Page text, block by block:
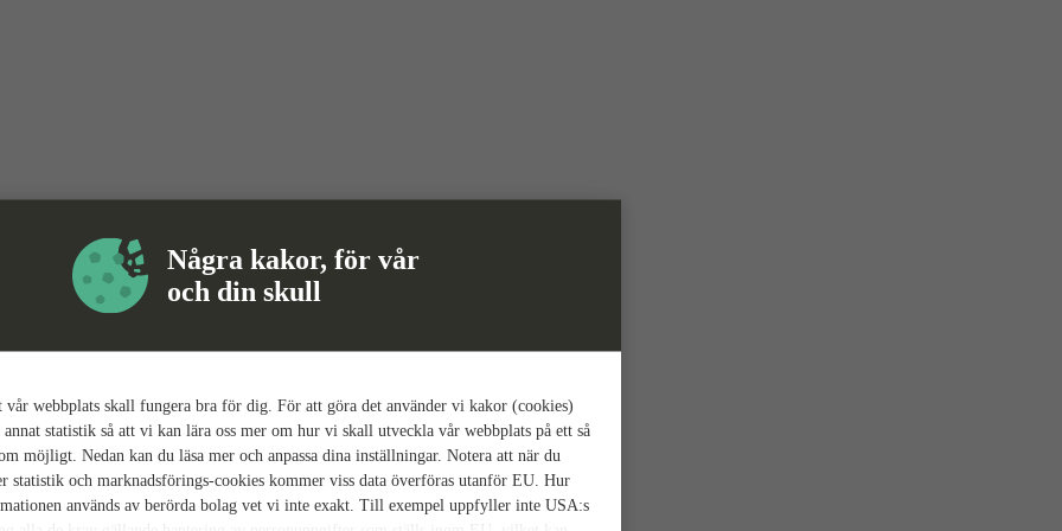
Några kakor, för vår
och din skull
webbplats skall fungera bra för dig. För att göra det använder vi kakor (cookies)
statistik så att vi kan lära oss mer om hur vi skall utveckla vår webbplats på ett så
möjligt. Nedan kan du läsa mer och anpassa dina inställningar. Notera att när du
statistik och marknadsförings-cookies kommer viss data överföras utanför EU. Hur
används av berörda bolag vet vi inte exakt. Till exempel uppfyller inte USA:s